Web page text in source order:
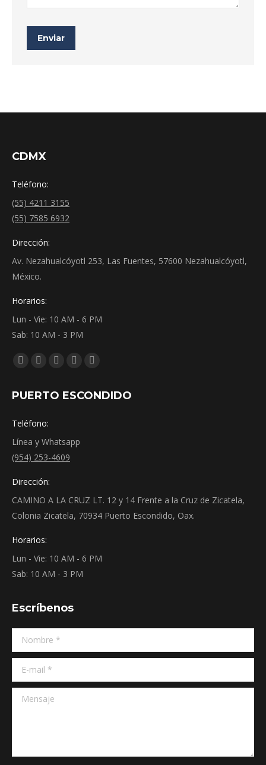
Enviar
CDMX
Teléfono:
(55) 4211 3155
(55) 7585 6932
Dirección:
Av. Nezahualcóyotl 253, Las Fuentes, 57600 Nezahualcóyotl,
México.
Horarios:
Lun - Vie: 10 AM - 6 PM
Sab: 10 AM - 3 PM
Encuéntranos en:
Facebook
opens
new
window
YouTube
opens
new
window
Instagram
opens
window
Mail
opens
window
Whatsapp
opens
PUERTO ESCONDIDO
Teléfono:
Línea y Whatsapp
(954) 253-4609
Dirección:
CAMINO A LA CRUZ LT. 12 y 14 Frente a la Cruz de Zicatela,
Colonia Zicatela, 70934 Puerto Escondido, Oax.
Horarios:
Lun - Vie: 10 AM - 6 PM
Sab: 10 AM - 3 PM
Escríbenos
Nombre *
E-mail *
Mensaje